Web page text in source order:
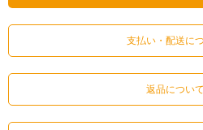
支払い・配送に
返品について